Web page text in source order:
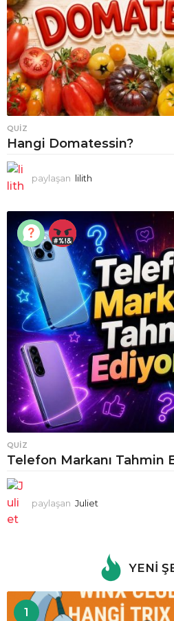
QUIZ
Hangi Domatessin?
paylaşan lilith
QUIZ
Telefon Markanı Tahmin
paylaşan Juliet
YENI
1